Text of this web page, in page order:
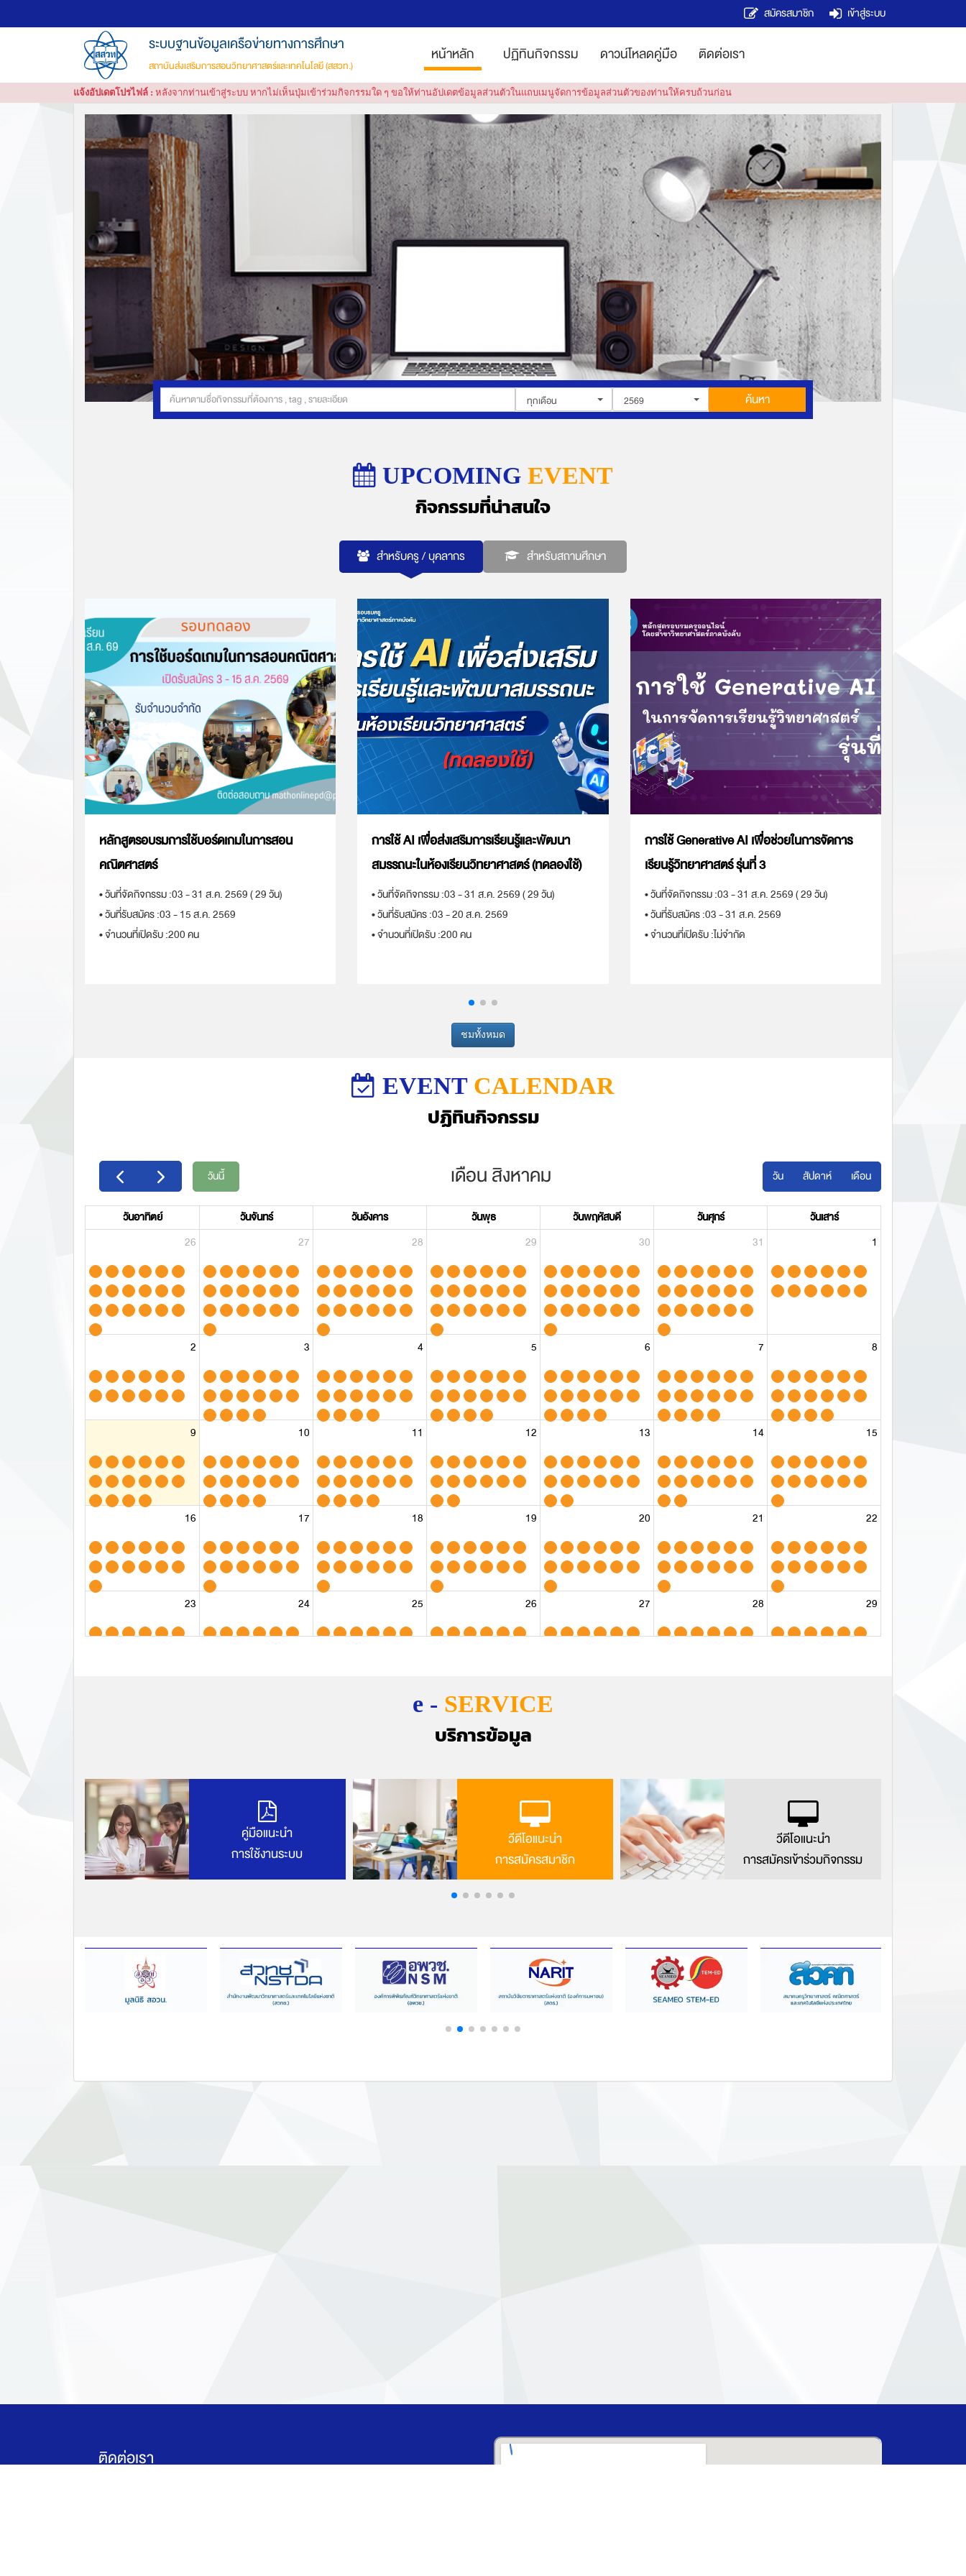
สมัครสมาชิก เข้าสู่ระบบ
ระบบฐานข้อมูลเครือข่ายทางการศึกษา
สถาบันส่งเสริมการสอนวิทยาศาสตร์และเทคโนโลยี (สสวท.)
หน้าหลัก ปฏิทินกิจกรรม ดาวน์โหลดคู่มือ ติดต่อเรา
แจ้งอัปเดตโปรไฟล์ : หลังจากท่านเข้าสู่ระบบ หากไม่เห็นปุ่มเข้าร่วมกิจกรรมใด ๆ ขอให้ท่านอัปเดตข้อมูลส่วนตัวในแถบเมนูจัดการข้อมูลส่วนตัวของท่านให้ครบถ้วนก่อน
ทุกเดือน 2569 ค้นหา
UPCOMING EVENT
กิจกรรมที่น่าสนใจ
สำหรับครู / บุคลากร สำหรับสถานศึกษา
หลักสูตรอบรมการใช้บอร์ดเกมในการสอน
คณิตศาสตร์
• วันที่จัดกิจกรรม :03 - 31 ส.ค. 2569 ( 29 วัน)
• วันที่รับสมัคร :03 - 15 ส.ค. 2569
• จำนวนที่เปิดรับ :200 คน
การใช้ AI เพื่อส่งเสริมการเรียนรู้และพัฒนา
สมรรถนะในห้องเรียนวิทยาศาสตร์ (ทดลองใช้)
• วันที่จัดกิจกรรม :03 - 31 ส.ค. 2569 ( 29 วัน)
• วันที่รับสมัคร :03 - 20 ส.ค. 2569
• จำนวนที่เปิดรับ :200 คน
การใช้ Generative AI เพื่อช่วยในการจัดการ
เรียนรู้วิทยาศาสตร์ รุ่นที่ 3
• วันที่จัดกิจกรรม :03 - 31 ส.ค. 2569 ( 29 วัน)
• วันที่รับสมัคร :03 - 31 ส.ค. 2569
• จำนวนที่เปิดรับ :ไม่จำกัด
ชมทั้งหมด
EVENT CALENDAR
ปฏิทินกิจกรรม
วันนี้ เดือนสิงหาคม วัน สัปดาห์ เดือน
วันอาทิตย์ วันจันทร์ วันอังคาร วันพุธ วันพฤหัสบดี วันศุกร์
วันเสาร์
26
27 28 29 30 31 1
2 3 4 5 6 7 8
9 10 11 12 13 14 15
16 17 18 19 20 21 22
23 24 25 26 27 28 29
e - SERVICE
บริการข้อมูล
คู่มือแนะนำ
การใช้งานระบบ
วีดีโอแนะนำ
การสมัครสมาชิก
วีดีโอแนะนำ
การสมัครเข้าร่วมกิจกรรม
ติดต่อเรา